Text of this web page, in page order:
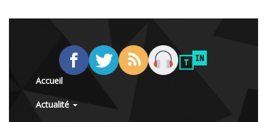
Accueil
Actualité